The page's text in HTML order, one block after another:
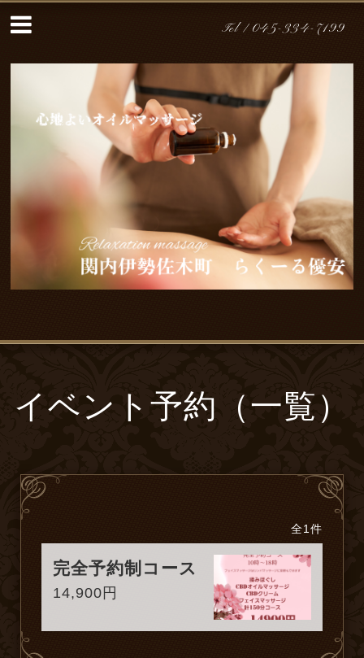
Tel / 045-334-7199
イベント予約（一覧）
全1件
完全予約制コース
14,900円